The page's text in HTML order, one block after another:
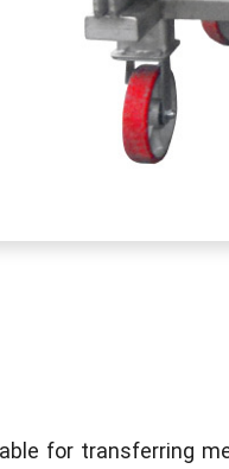
for transferring